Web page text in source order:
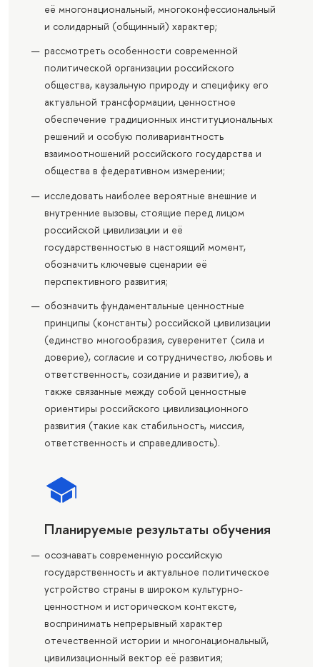
её многонациональный, многоконфессиональный
и солидарный (общинный) характер;
рассмотреть особенности современной
политической организации российского
общества, каузальную природу и специфику его
актуальной трансформации, ценностное
обеспечение традиционных институциональных
решений и особую поливариантность
взаимоотношений российского государства и
общества в федеративном измерении;
исследовать наиболее вероятные внешние и
внутренние вызовы, стоящие перед лицом
российской цивилизации и её
государственностью в настоящий момент,
обозначить ключевые сценарии её
перспективного развития;
обозначить фундаментальные ценностные
принципы (константы) российской цивилизации
(единство многообразия, суверенитет (сила и
доверие), согласие и сотрудничество, любовь и
ответственность, созидание и развитие), а
также связанные между собой ценностные
ориентиры российского цивилизационного
развития (такие как стабильность, миссия,
ответственность и справедливость).
Планируемые результаты обучения
осознавать современную российскую
государственность и актуальное политическое
устройство страны в широком культурно-
ценностном и историческом контексте,
воспринимать непрерывный характер
отечественной истории и многонациональный,
цивилизационный вектор её развития;